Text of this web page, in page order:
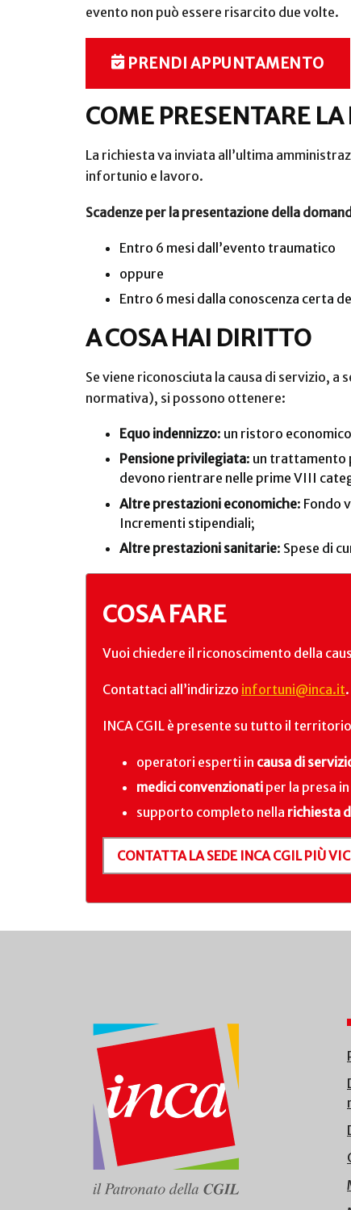
evento non può essere risarcito due volte.
PRENDI APPUNTAMENTO
COME PRESENTARE
La richiesta va inviata all’ultima
infortunio e lavoro.
Scadenze per la presentazione della
Entro 6 mesi dall’evento traumatico
oppure
Entro 6 mesi dalla conoscenza certa
A COSA HAI DIRITTO
Se viene riconosciuta la causa di servizio,
normativa), si possono ottenere:
Equo indennizzo: un ristoro
Pensione privilegiata: un trattamento
devono rientrare nelle prime VIII
Altre prestazioni economiche: Fondo
Incrementi stipendiali;
Altre prestazioni sanitarie: Spese di
COSA FARE
Vuoi chiedere il riconoscimento della
Contattaci all’indirizzo infortuni@inca.it.
INCA CGIL è presente su tutto il
operatori esperti in causa di
medici convenzionatiper la presa
supporto completo nella richiesta
CONTATTA LA SEDE INCA CGIL PIÙ